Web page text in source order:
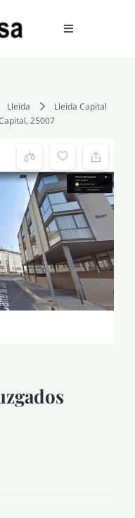
Toggle
Lleida
Lleida Capital
25007